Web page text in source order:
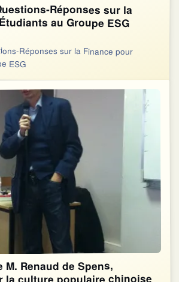
Réponses sur la
au Groupe ESG
Réponses sur la Finance pour
ESG
M. Renaud de Spens,
la culture populaire chinoise